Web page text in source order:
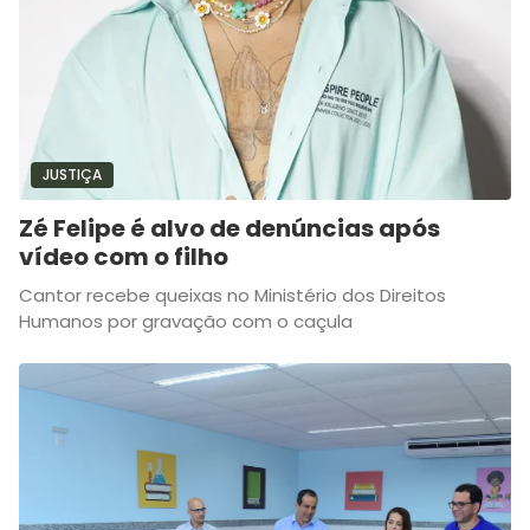
JUSTIÇA
Zé Felipe é alvo de denúncias após
vídeo com o filho
Cantor recebe queixas no Ministério dos Direitos
Humanos por gravação com o caçula